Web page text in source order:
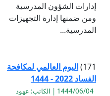
إدارات الشؤون المدرسية
ومن ضمنها إدارة التجهيزات
المدرسية...
171) اليوم العالمي لمكافحة
الفساد 2022 - 1444
1444/06/04 | الكاتب: عهود